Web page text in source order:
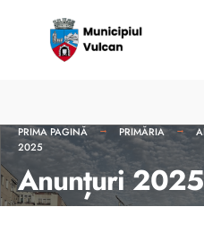
PRIMA PAGINĂ PRIMĂRIA
2025
Anunțuri 2025